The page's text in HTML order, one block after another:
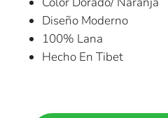
Diseño Moderno
100% Lana
Hecho En Tibet